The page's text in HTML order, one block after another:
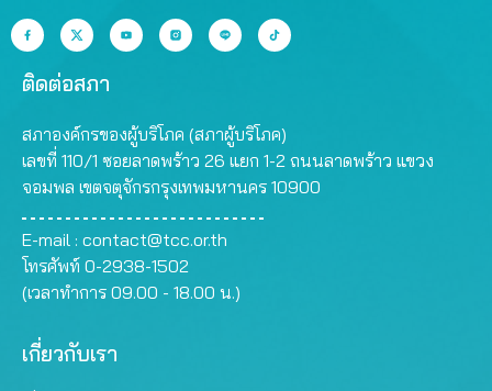
ติดต่อสภา
สภาองค์กรของผู้บริโภค (สภาผู้บริโภค)
เลขที่ 110/1 ซอยลาดพร้าว 26 แยก 1-2 ถนนลาดพร้าว แขวง
จอมพล เขตจตุจักรกรุงเทพมหานคร 10900
E-mail : contact@tcc.or.th
โทรศัพท์ 0-2938-1502
(เวลาทำการ 09.00 - 18.00 น.)
เกี่ยวกับเรา